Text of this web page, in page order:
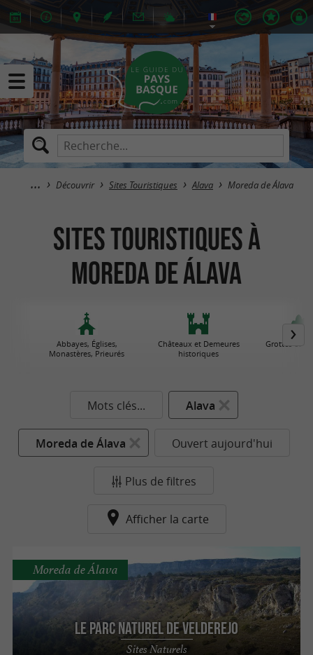
Découvrir Sites Touristiques Alava Moreda de Álava
Sites Touristiques à
Moreda de Álava
Abbayes, Églises,
Monastères, Prieurés
Châteaux et Demeures
historiques
Grottes et
Mots clés... Alava
Moreda de Álava Ouvert aujourd'hui
Plus de filtres
Afficher la carte
Le Parc Naturel de Velderejo
Sites Naturels
Moreda de Álava